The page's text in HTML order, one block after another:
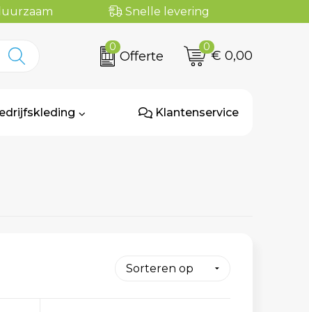
Snelle levering
0
Offerte
0
€ 0,00
Klantenservice